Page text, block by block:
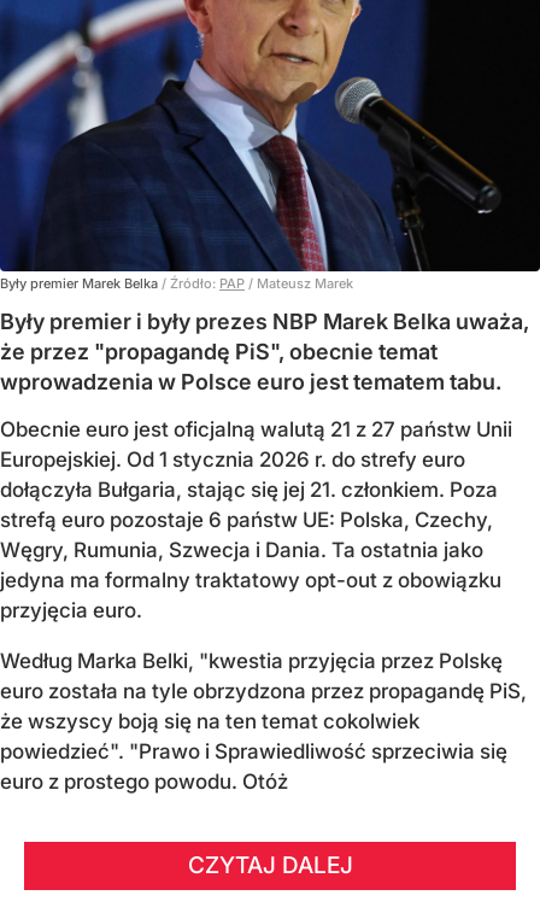
Były premier Marek Belka / Źródło: PAP / Mateusz Marek
Były premier i były prezes NBP Marek Belka uważa,
że przez "propagandę PiS", obecnie temat
wprowadzenia w Polsce euro jest tematem tabu.
Obecnie euro jest oficjalną walutą 21 z 27 państw Unii
Europejskiej. Od 1 stycznia 2026 r. do strefy euro
dołączyła Bułgaria, stając się jej 21. członkiem. Poza
strefą euro pozostaje 6 państw UE: Polska, Czechy,
Węgry, Rumunia, Szwecja i Dania. Ta ostatnia jako
jedyna ma formalny traktatowy opt-out z obowiązku
przyjęcia euro.
Według Marka Belki, "kwestia przyjęcia przez Polskę
euro została na tyle obrzydzona przez propagandę PiS,
że wszyscy boją się na ten temat cokolwiek
powiedzieć". "Prawo i Sprawiedliwość sprzeciwia się
euro z prostego powodu. Otóż
CZYTAJ DALEJ